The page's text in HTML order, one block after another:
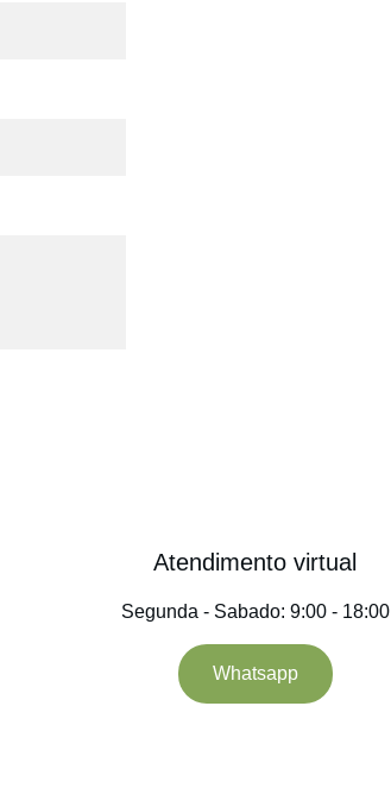
Atendimento virtual
Segunda - Sabado: 9:00 - 18:00
Whatsapp